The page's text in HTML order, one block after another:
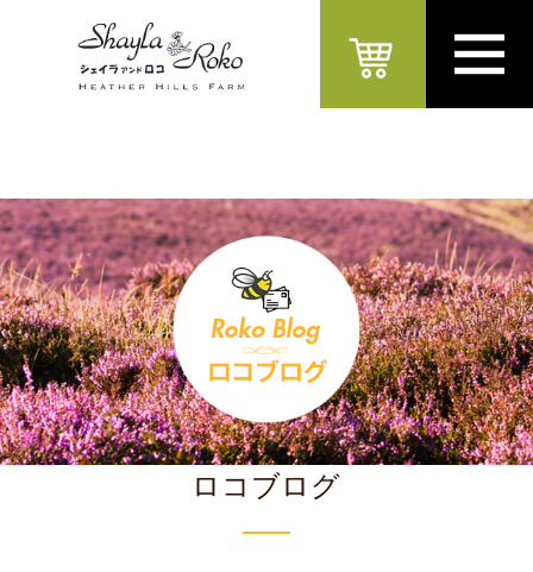
ロコブログ